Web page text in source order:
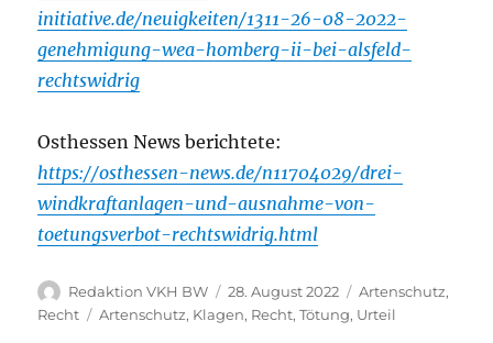
initiative.de/neuigkeiten/1311-26-08-2022-
genehmigung-wea-homberg-ii-bei-alsfeld-
rechtswidrig
Osthessen News berichtete:
https://osthessen-news.de/n11704029/drei-
windkraftanlagen-und-ausnahme-von-
toetungsverbot-rechtswidrig.html
Autor
Redaktion VKH BW
Veröffentlicht
am
28. August 2022 Kategorien
Artenschutz,
Recht
Schlagwörter
Artenschutz, Klagen, Recht,Tötung, Urteil